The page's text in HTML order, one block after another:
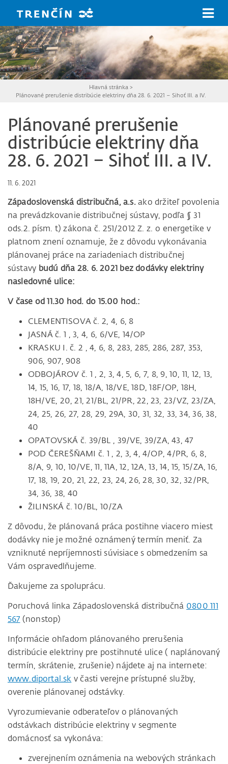
Hlavná stránka >
Plánované prerušenie distribúcie elektriny dňa 28. 6. 2021 – Sihoť III. a IV.
Plánované prerušenie
distribúcie elektriny dňa
28. 6. 2021 – Sihoť III. a IV.
11. 6. 2021
Západoslovenská distribučná, a.s.ako držiteľ povolenia
na prevádzkovanie distribučnej sústavy, podľa § 31
ods.2. písm. t) zákona č. 251/2012 Z. z. o energetike v
platnom znení oznamuje, že z dôvodu vykonávania
plánovanej práce na zariadeniach distribučnej
sústavy budú dňa 28. 6. 2021 bez dodávky elektriny
nasledovné ulice:
V čase od 11.30 hod. do 15.00 hod.:
CLEMENTISOVA č. 2, 4, 6, 8
JASNÁ č. 1 , 3, 4, 6, 6/VE, 14/OP
KRASKU I. č. 2 , 4, 6, 8, 283, 285, 286, 287, 353,
906, 907, 908
ODBOJÁROV č. 1 , 2, 3, 4, 5, 6, 7, 8, 9, 10, 11, 12, 13,
14, 15, 16, 17, 18, 18/A, 18/VE, 18D, 18F/OP, 18H,
18H/VE, 20, 21, 21/BL, 21/PR, 22, 23, 23/VZ, 23/ZA,
24, 25, 26, 27, 28, 29, 29A, 30, 31, 32, 33, 34, 36, 38,
40
OPATOVSKÁ č. 39/BL , 39/VE, 39/ZA, 43, 47
POD ČEREŠŇAMI č. 1 , 2, 3, 4, 4/OP, 4/PR, 6, 8,
8/A, 9, 10, 10/VE, 11, 11A, 12, 12A, 13, 14, 15, 15/ZA, 16,
17, 18, 19, 20, 21, 22, 23, 24, 26, 28, 30, 32, 32/PR,
34, 36, 38, 40
ŽILINSKÁ č. 10/BL, 10/ZA
Z dôvodu, že plánovaná práca postihne viacero miest
dodávky nie je možné oznámený termín meniť. Za
vzniknuté nepríjemnosti súvisiace s obmedzením sa
Vám ospravedlňujeme.
Ďakujeme za spoluprácu.
Poruchová linka Západoslovenská distribučná 0800 111
567 (nonstop)
Informácie ohľadom plánovaného prerušenia
distribúcie elektriny pre postihnuté ulice ( naplánovaný
termín, skrátenie, zrušenie) nájdete aj na internete:
www.diportal.sk v časti verejne prístupné služby,
overenie plánovanej odstávky.
Vyrozumievanie odberateľov o plánovaných
odstávkach distribúcie elektriny v segmente
domácnosť sa vykonáva:
zverejnením oznámenia na webových stránkach